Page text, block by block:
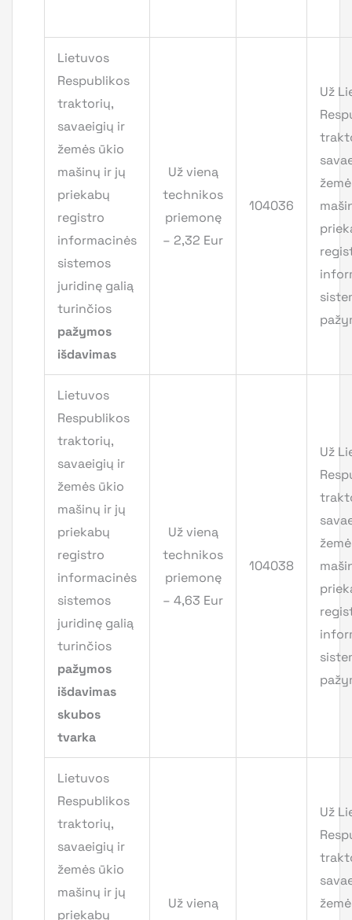
Lietuvos
Respublikos
traktorių,
savaeigių ir
žemės ūkio
mašinų ir jų
priekabų
registro
informacinės
sistemos
juridinę galią
turinčios
pažymos
išdavimas
Už vieną
technikos
priemonę
– 2,32 Eur
104036
Už
Lietuvos
Respublikos
traktorių,
savaeigių ir
žemės ūkio
mašinų ir jų
priekabų
registro
informacinės
sistemos
juridinę galią
turinčios
pažymos
išdavimas
skubos
tvarka
Už vieną
technikos
priemonę
– 4,63 Eur
104038
Už
Lietuvos
Respublikos
traktorių,
savaeigių ir
žemės ūkio
mašinų ir jų
priekabų
Už vieną
Už